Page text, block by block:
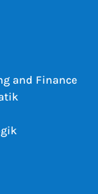
and Finance